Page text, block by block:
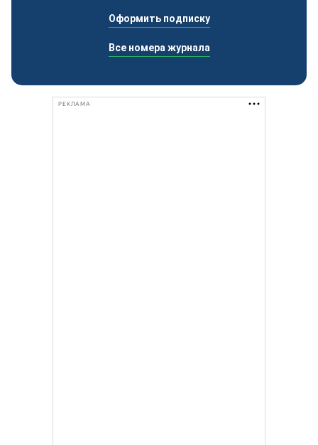
Оформить подписку
Все номера журнала
РЕКЛАМА